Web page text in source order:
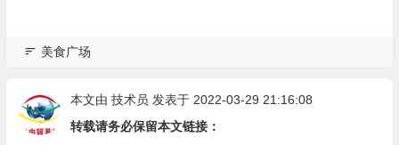
美食广场
本文由 技术员 发表于 2022-03-29 21:16:08
转载请务必保留本文链接：